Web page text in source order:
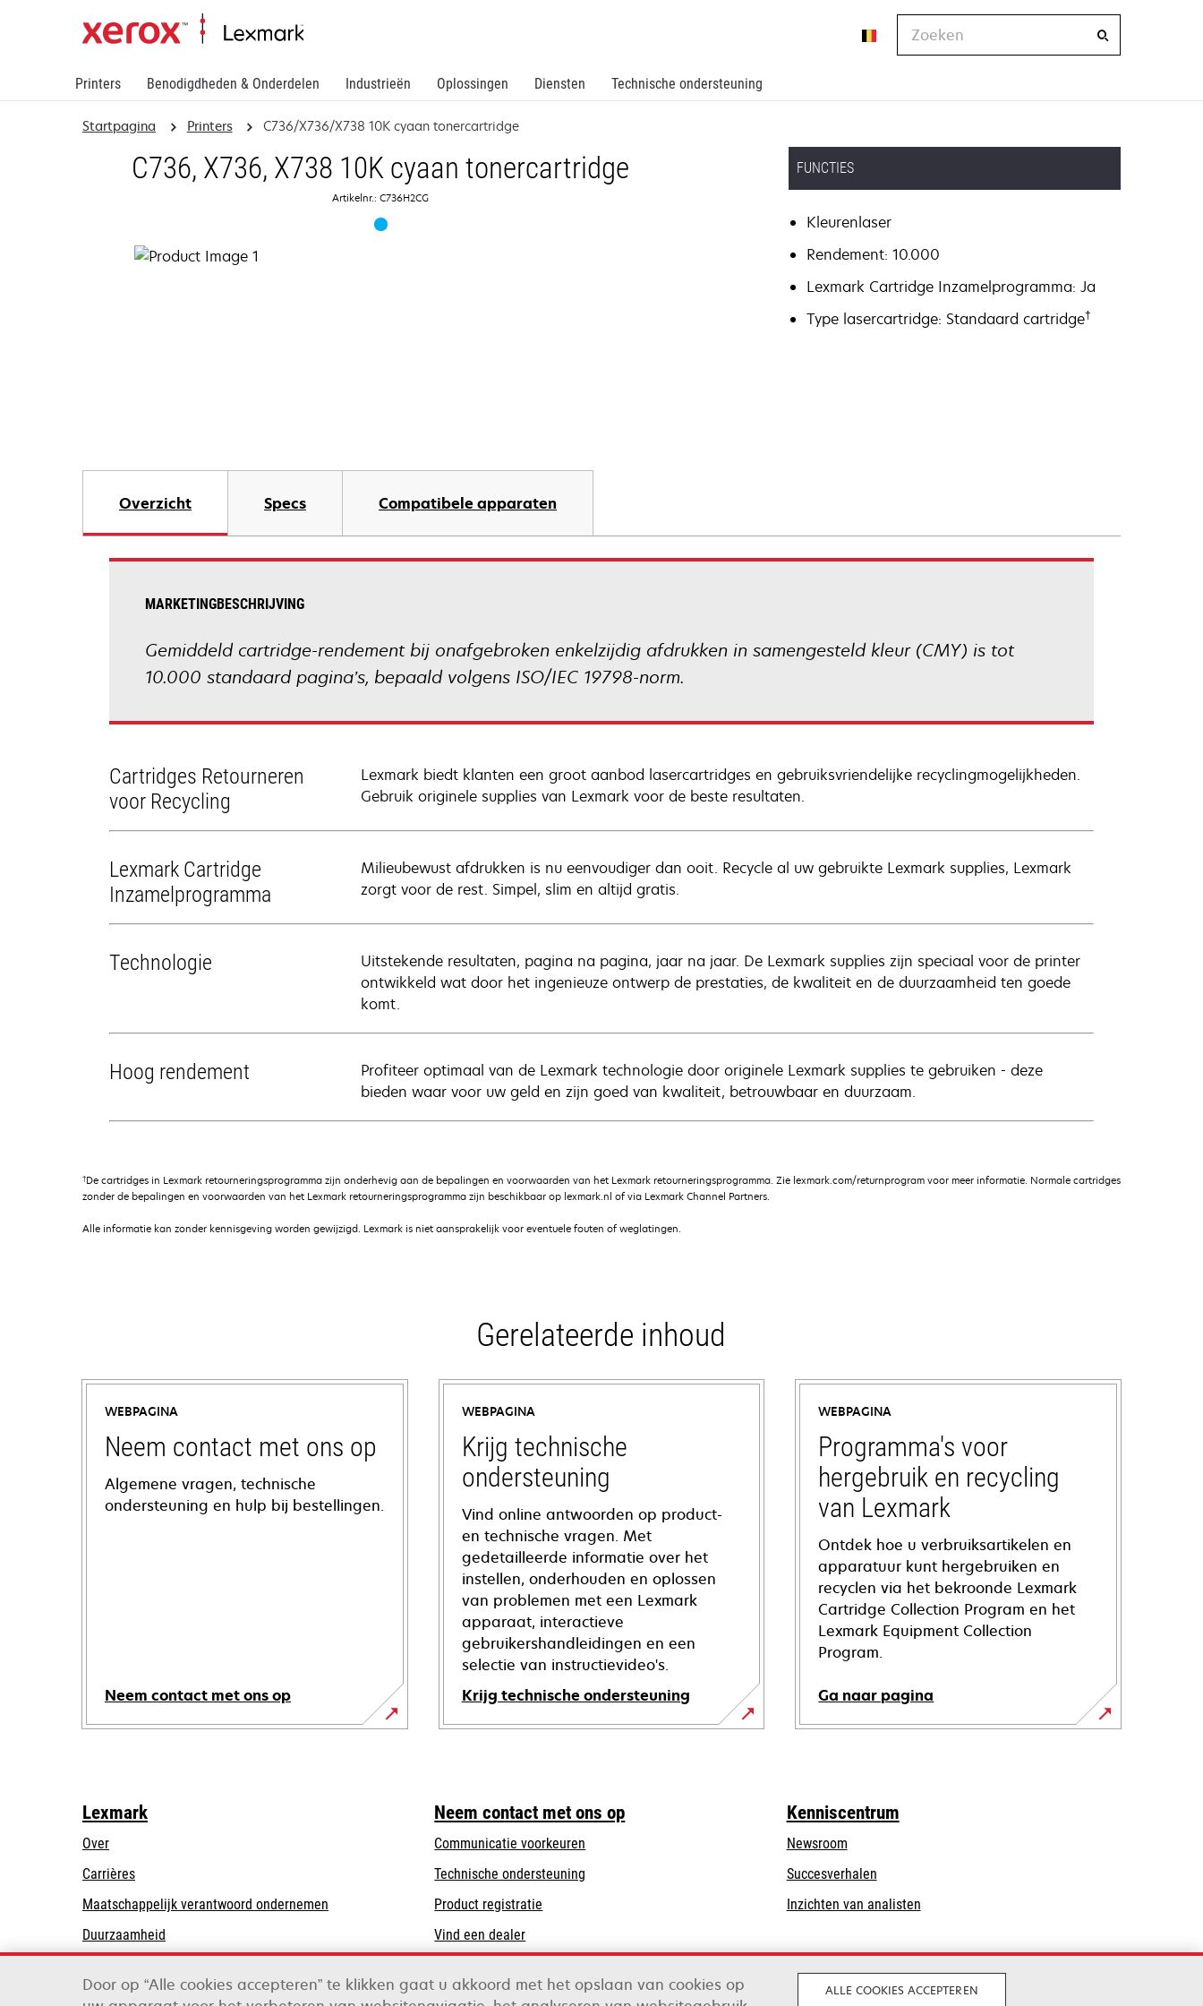
Printers Benodigdheden & Onderdelen Industrieën Oplossingen Diensten Technische ondersteuning
Zoeken
Startpagina Printers C736/X736/X738 10K cyaan tonercartridge
C736, X736, X738 10K cyaan tonercartridge
Artikelnr.: C736H2CG
FUNCTIES
Kleurenlaser
Rendement: 10.000
Lexmark Cartridge Inzamelprogramma: Ja
Type lasercartridge: Standaard cartridge†
Overzicht Specs Compatibele apparaten
MARKETINGBESCHRIJVING
Gemiddeld cartridge-rendement bij onafgebroken enkelzijdig afdrukken in samengesteld kleur (CMY) is tot
10.000 standaard pagina’s, bepaald volgens ISO/IEC 19798-norm.
Cartridges Retourneren
voor Recycling
Lexmark biedt klanten een groot aanbod lasercartridges en gebruiksvriendelijke recyclingmogelijkheden.
Gebruik originele supplies van Lexmark voor de beste resultaten.
Lexmark Cartridge
Inzamelprogramma
Milieubewust afdrukken is nu eenvoudiger dan ooit. Recycle al uw gebruikte Lexmark supplies, Lexmark
zorgt voor de rest. Simpel, slim en altijd gratis.
Technologie
Uitstekende resultaten, pagina na pagina, jaar na jaar. De Lexmark supplies zijn speciaal voor de printer
ontwikkeld wat door het ingenieuze ontwerp de prestaties, de kwaliteit en de duurzaamheid ten goede
komt.
Hoog rendement
Profiteer optimaal van de Lexmark technologie door originele Lexmark supplies te gebruiken - deze
bieden waar voor uw geld en zijn goed van kwaliteit, betrouwbaar en duurzaam.
†De cartridges in Lexmark retourneringsprogramma zijn onderhevig aan de bepalingen en voorwaarden van het Lexmark retourneringsprogramma. Zie lexmark.com/returnprogram voor meer informatie. Normale cartridges
zonder de bepalingen en voorwaarden van het Lexmark retourneringsprogramma zijn beschikbaar op lexmark.nl of via Lexmark Channel Partners.
Alle informatie kan zonder kennisgeving worden gewijzigd. Lexmark is niet aansprakelijk voor eventuele fouten of weglatingen.
Gerelateerde inhoud
WEBPAGINA
Neem contact met ons op
Algemene vragen, technische
ondersteuning en hulp bij bestellingen.
Neem contact met ons op
WEBPAGINA
Krijg technische
ondersteuning
Vind online antwoorden op product-
en technische vragen. Met
gedetailleerde informatie over het
instellen, onderhouden en oplossen
van problemen met een Lexmark
apparaat, interactieve
gebruikershandleidingen en een
selectie van instructievideo's.
Krijg technische ondersteuning
opens
tab
WEBPAGINA
Programma's voor
hergebruik en recycling
van Lexmark
Ontdek hoe u verbruiksartikelen en
apparatuur kunt hergebruiken en
recyclen via het bekroonde Lexmark
Cartridge Collection Program en het
Lexmark Equipment Collection
Program.
Ga naar pagina
Lexmark
Over
Carrières
Maatschappelijk verantwoord ondernemen
tab
Duurzaamheid
Neem contact met ons op
Communicatie voorkeuren
Technische ondersteuning
tab
Product registratie
Vind een dealer
Kenniscentrum
Newsroom
Succesverhalen
Inzichten van analisten
Door op “Alle cookies accepteren” te klikken gaat u akkoord met het opslaan van cookies op
ALLE COOKIES ACCEPTEREN